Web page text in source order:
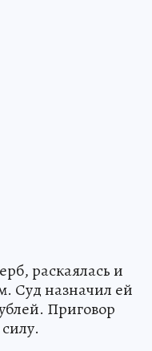
раскаялась и
Суд назначил ей
Приговор